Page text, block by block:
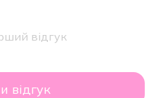
відгук
відгук